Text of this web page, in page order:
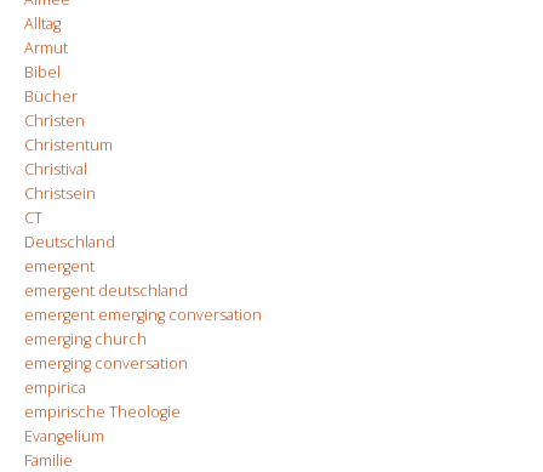
Alltag
Armut
Bibel
Bücher
Christen
Christentum
Christival
Christsein
CT
Deutschland
emergent
emergent deutschland
emergent emerging conversation
emerging church
emerging conversation
empirica
empirische Theologie
Evangelium
Familie